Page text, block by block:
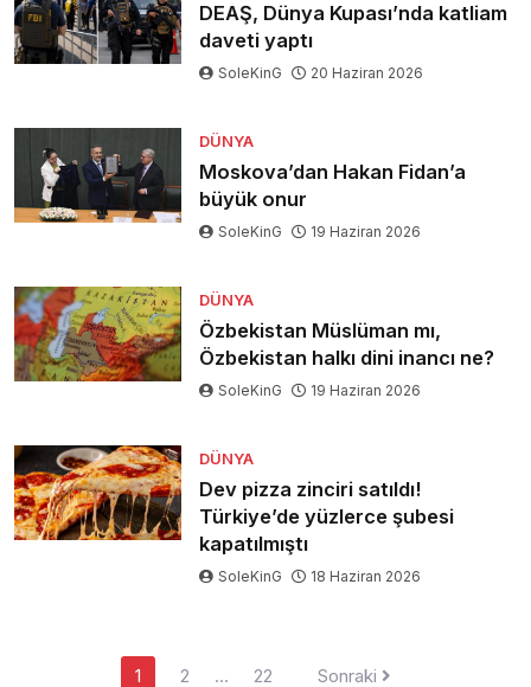
DEAŞ, Dünya Kupası’nda katliam
daveti yaptı
SoleKinG 20 Haziran 2026
DÜNYA
Moskova’dan Hakan Fidan’a
büyük onur
SoleKinG 19 Haziran 2026
DÜNYA
Özbekistan Müslüman mı,
Özbekistan halkı dini inancı ne?
SoleKinG 19 Haziran 2026
DÜNYA
Dev pizza zinciri satıldı!
Türkiye’de yüzlerce şubesi
kapatılmıştı
SoleKinG 18 Haziran 2026
1 2 … 22 Sonraki